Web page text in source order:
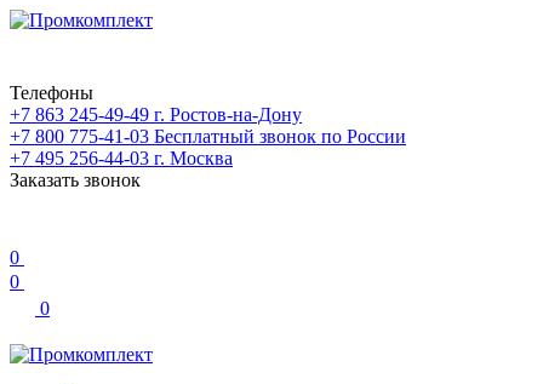
Телефоны
+7 863 245-49-49 г. Ростов-на-Дону
+7 800 775-41-03 Бесплатный звонок по России
+7 495 256-44-03 г. Москва
Заказать звонок
0
0
0